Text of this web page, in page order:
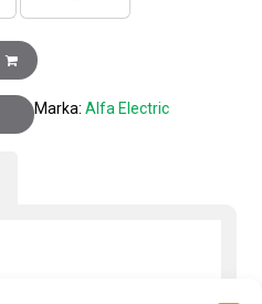
AC/DC količina
Marka: Alfa Electric